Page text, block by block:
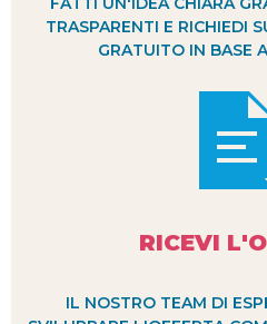
TRASPARENTI E RICHIEDI
GRATUITO IN BASE
RICEVI
IL NOSTRO TEAM DI